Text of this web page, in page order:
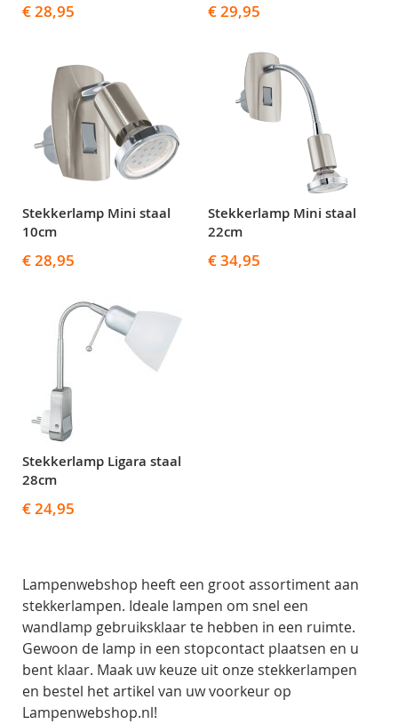
€ 28,95 € 29,95
Stekkerlamp Mini staal
10cm
€ 28,95
Stekkerlamp Mini staal
22cm
€ 34,95
Stekkerlamp Ligara staal
28cm
€ 24,95
Lampenwebshop heeft een groot assortiment aan
stekkerlampen. Ideale lampen om snel een
wandlamp gebruiksklaar te hebben in een ruimte.
Gewoon de lamp in een stopcontact plaatsen en u
bent klaar. Maak uw keuze uit onze stekkerlampen
en bestel het artikel van uw voorkeur op
Lampenwebshop.nl!